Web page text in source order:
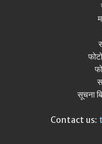
सूचना
Contact us: